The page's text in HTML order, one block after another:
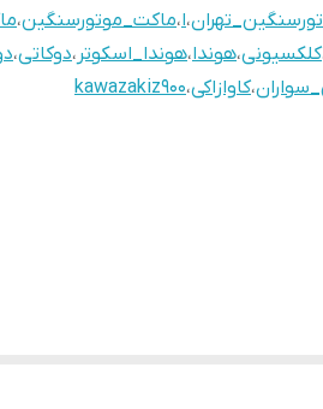
،ا،ماکت_موتورسنگین،
کلکسیونی،هوندا،هوندا_اسکوتر ،دوکاتی،
،کاوازاکی،kawazakiz900